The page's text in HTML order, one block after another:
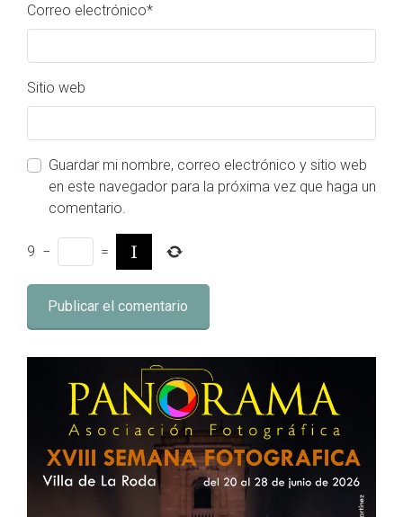
Correo electrónico*
Sitio web
Guardar mi nombre, correo electrónico y sitio web
en este navegador para la próxima vez que haga un
comentario.
9 − =